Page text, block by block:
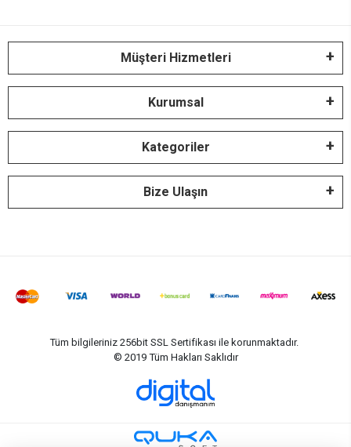
Müşteri Hizmetleri
Kurumsal
Kategoriler
Bize Ulaşın
Tüm bilgileriniz 256bit SSL Sertifikası ile korunmaktadır.
© 2019 Tüm Hakları Saklıdır